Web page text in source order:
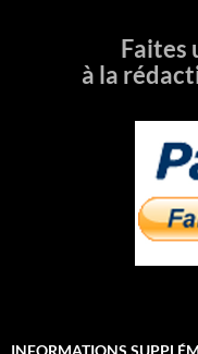
Faites
à la
INFORMATIONS